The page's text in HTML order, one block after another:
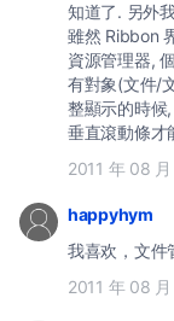
知道了. 另外
雖然 Ribbon
資源管理器,
有對象(文件/
整顯示的時候
垂直滾動條才
2011 年 08
happyhym
我喜欢，文件
2011 年 08